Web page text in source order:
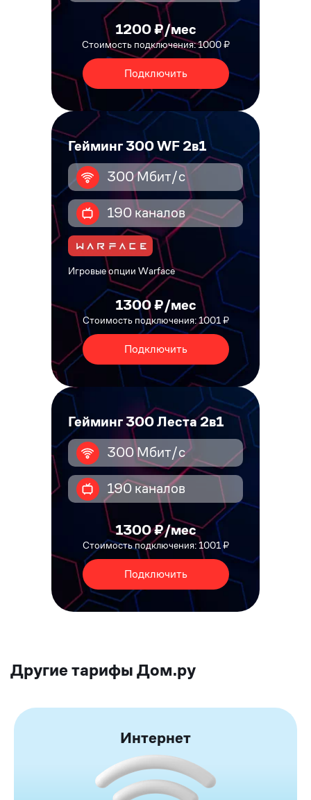
1200 ₽/мес
Стоимость подключения: 1000 ₽
Подключить
Гейминг 300 WF 2в1
300 Мбит/с
190 каналов
Игровые опции Warface
1300 ₽/мес
Стоимость подключения: 1001 ₽
Подключить
Гейминг 300 Леста 2в1
300 Мбит/с
190 каналов
1300 ₽/мес
Стоимость подключения: 1001 ₽
Подключить
Другие тарифы Дом.ру
Интернет